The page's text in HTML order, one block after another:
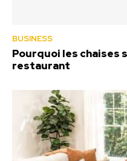
BUSINESS
Pourquoi les chaises
restaurant